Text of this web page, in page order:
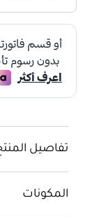
تفاصيل
المكونات